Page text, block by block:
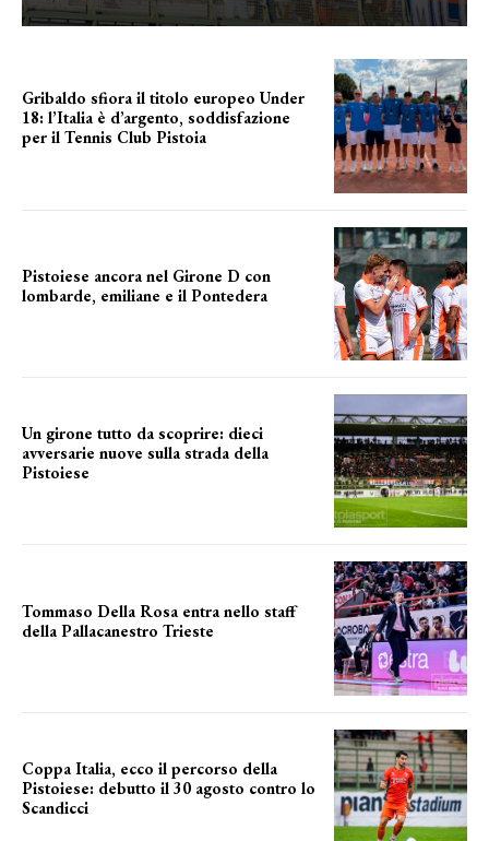
Gribaldo sfiora il titolo europeo Under
18: l’Italia è d’argento, soddisfazione
per il Tennis Club Pistoia
Pistoiese ancora nel Girone D con
lombarde, emiliane e il Pontedera
Un girone tutto da scoprire: dieci
avversarie nuove sulla strada della
Pistoiese
Tommaso Della Rosa entra nello staff
della Pallacanestro Trieste
Coppa Italia, ecco il percorso della
Pistoiese: debutto il 30 agosto contro lo
Scandicci